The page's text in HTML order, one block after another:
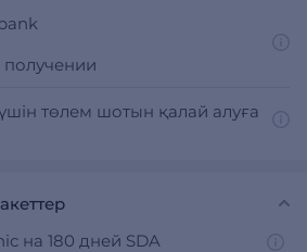
төлем шотын қалай алуға
на 180 дней SDA